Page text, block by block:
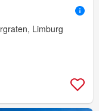
Limburg